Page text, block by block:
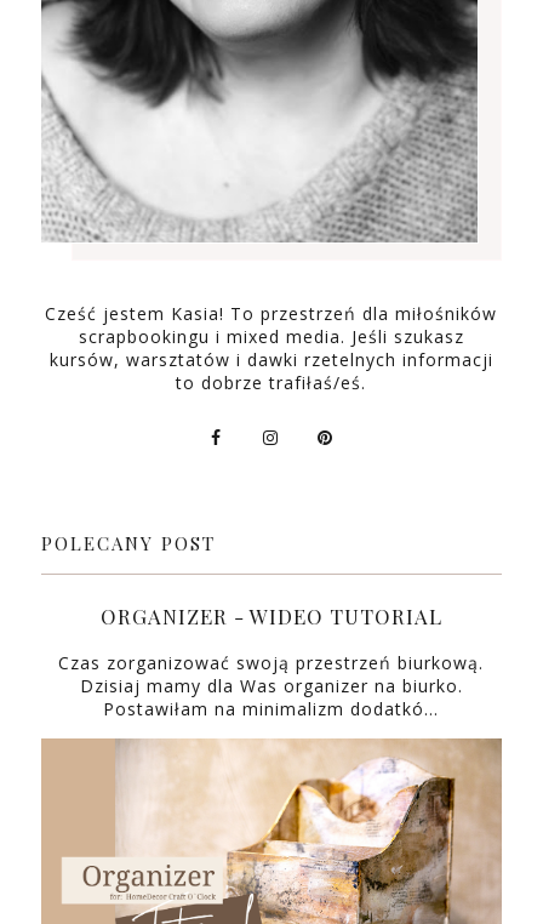
Cześć jestem Kasia! To przestrzeń dla miłośników
scrapbookingu i mixed media. Jeśli szukasz
kursów, warsztatów i dawki rzetelnych informacji
to dobrze trafiłaś/eś.
POLECANY POST
ORGANIZER - WIDEO TUTORIAL
Czas zorganizować swoją przestrzeń biurkową.
Dzisiaj mamy dla Was organizer na biurko.
Postawiłam na minimalizm dodatkó…